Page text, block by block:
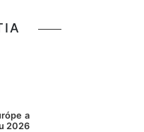
a
2026